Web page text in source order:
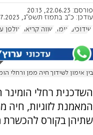
פורסם: 22.06.23, 20:13
עודכן: כ"ב בתמוז תשפ"ג, 11.7.2023, 10:45:00
שידוכים
אימון שווה קריאה אולפן
בין אימון לשידוך חיה ממן ורחלי
המאמנת לזוגיות,
שתיהן בקורס להכשרת